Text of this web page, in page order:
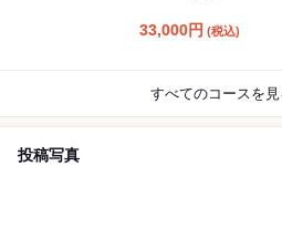
その生産者にまつわる
シェフと語らい、単に
時間を紡ぎます。
33,000円 (税込)
すべてのコースを見
投稿写真